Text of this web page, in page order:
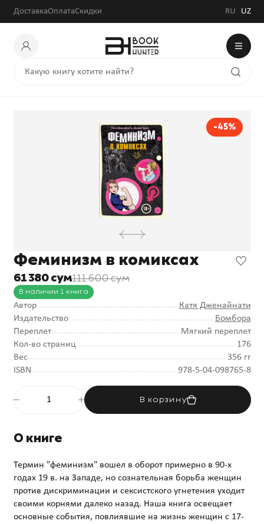
ДоставкаОплатаСкидки RU UZ
-45%
Феминизм в комиксах
61 380 сум111 600 сум
В наличии 1 книга
Автор
Катя Дженайнати
Издательство
Бомбора
Переплет
Мягкий переплет
Кол-во страниц
176
Вес
356 гг
ISBN
978-5-04-098765-8
В корзину
О книге
Термин "феминизм" вошел в оборот примерно в 90-х
годах 19 в. на Западе, но сознательная борьба женщин
против дискриминации и сексистского угнетения уходит
своими корнями далеко назад. Наша книга освещает
основные события, повлиявшие на жизнь женщин с 17-